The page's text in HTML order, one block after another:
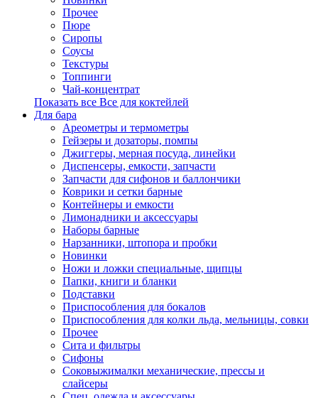
Прочее
Пюре
Сиропы
Соусы
Текстуры
Топпинги
Чай-концентрат
Показать все Все для коктейлей
Для бара
Ареометры и термометры
Гейзеры и дозаторы, помпы
Джиггеры, мерная посуда, линейки
Диспенсеры, емкости, запчасти
Запчасти для сифонов и баллончики
Коврики и сетки барные
Контейнеры и емкости
Лимонадники и аксессуары
Наборы барные
Нарзанники, штопора и пробки
Новинки
Ножи и ложки специальные, щипцы
Папки, книги и бланки
Подставки
Приспособления для бокалов
Приспособления для колки льда, мельницы, совки
Прочее
Сита и фильтры
Сифоны
Соковыжималки механические, прессы и
слайсеры